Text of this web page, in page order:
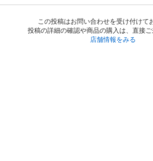
この投稿はお問い合わせを受け付けて
投稿の詳細の確認や商品の購入は、直接ご
店舗情報をみる